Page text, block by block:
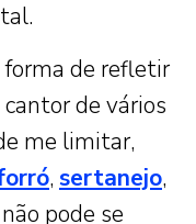
forma de refletir
de vários
me limitar,
, sertanejo,
pode se